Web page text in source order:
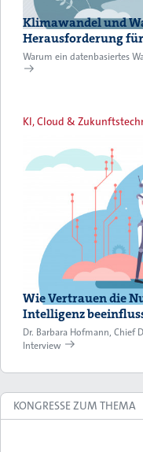
Klimawandel und
Herausforderung
Warum ein datenbasiertes
KI, Cloud &
Wie Vertrauen die
Intelligenz
Dr. Barbara Hofmann, Chief
Interview
KONGRESSE ZUM THEMA